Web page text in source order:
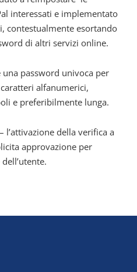
interessati e implementato
contestualmente esortando
di altri servizi online.
una password univoca per
alfanumerici,
e preferibilmente lunga.
l’attivazione della verifica a
approvazione per